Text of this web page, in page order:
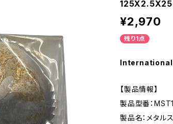
¥2,970
残り1点
【製品情報】
製品型番：
製品名：メタル